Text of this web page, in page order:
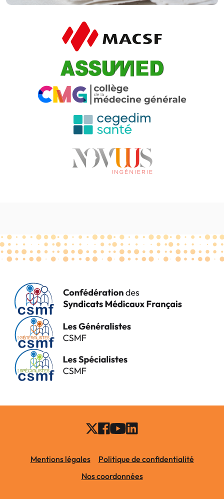
Mentions légales
Politique de confidentialité
Nos coordonnées